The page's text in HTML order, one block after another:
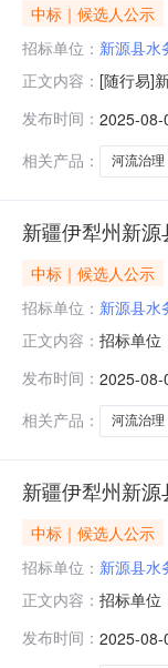
中标｜候选人公示
招标单位： 新源县水
正文内容： [随行易]
第一标段
河流治理
发布时间： 2025-
相关产品：
河流治理
新疆伊犁州新
中标｜候选人公示
招标单位： 新源县水
正文内容： 招标单位
以公开招
认真评比
发布时间： 2025-08-
相关产品：
河流治理
新疆伊犁州新
中标｜候选人公示
招标单位： 新源县水
正文内容： 招标单位
以公开招
发布时间： 2025-08-